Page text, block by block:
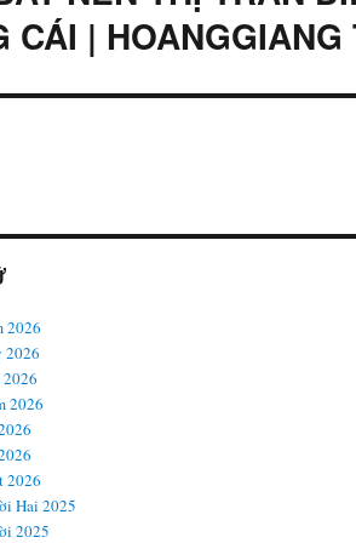
CÁI | HOANGGIANG
2026
2026
2026
2026
2026
Hai 2025
2025